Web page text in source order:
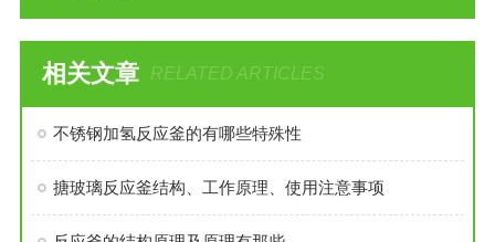
相关文章 RELATED ARTICLES
不锈钢加氢反应釜的有哪些特殊性
搪玻璃反应釜结构、工作原理、使用注意事项